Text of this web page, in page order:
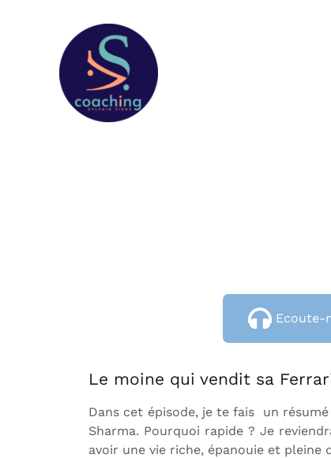
Ecoute-
Le moine qui vendit sa
Dans cet épisode, je te fais un
Sharma. Pourquoi rapide ? Je
avoir une vie riche, épanouie et pleine